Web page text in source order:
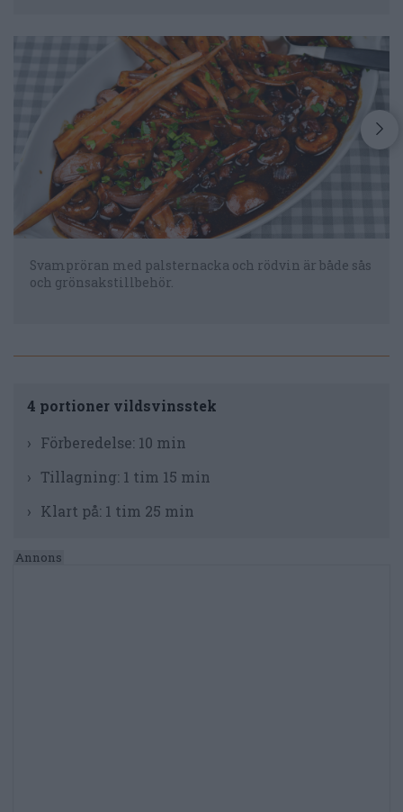
Svampröran med palsternacka och rödvin är både sås
och grönsakstillbehör.
4 portioner vildsvinsstek
Förberedelse: 10 min
Tillagning: 1 tim 15 min
Klart på: 1 tim 25 min